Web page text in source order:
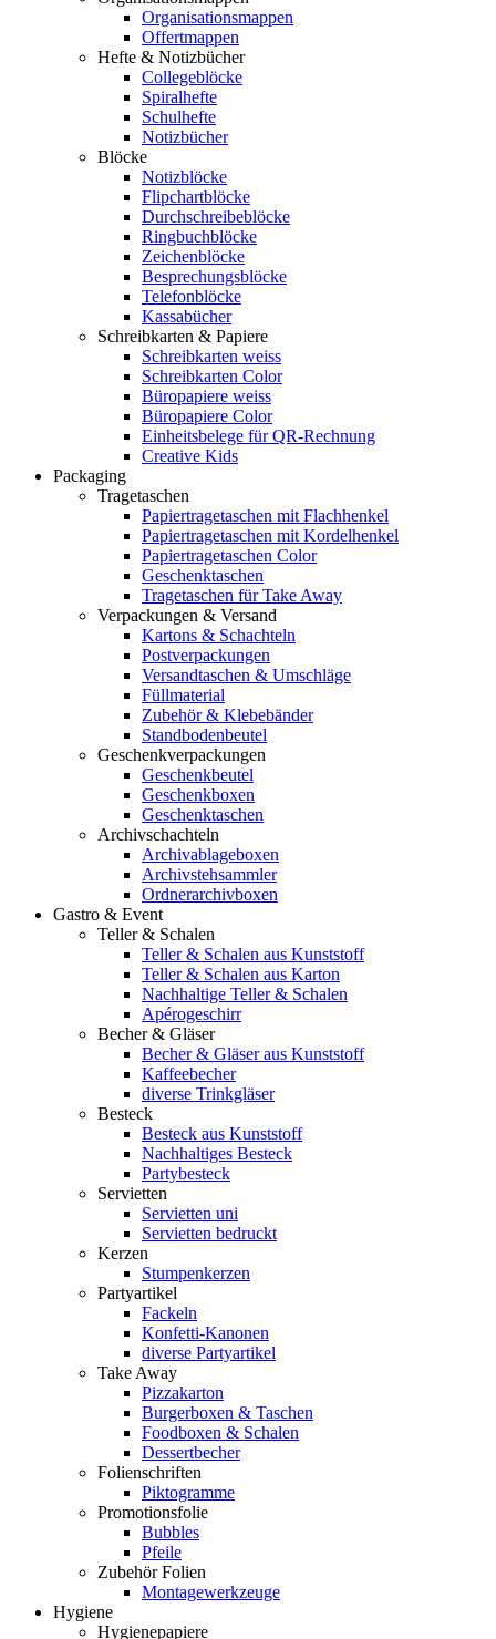
Organisationsmappen
Offertmappen
Hefte & Notizbücher
Collegeblöcke
Spiralhefte
Schulhefte
Notizbücher
Blöcke
Notizblöcke
Flipchartblöcke
Durchschreibeblöcke
Ringbuchblöcke
Zeichenblöcke
Besprechungsblöcke
Telefonblöcke
Kassabücher
Schreibkarten & Papiere
Schreibkarten weiss
Schreibkarten Color
Büropapiere weiss
Büropapiere Color
Einheitsbelege für QR-Rechnung
Creative Kids
Packaging
Tragetaschen
Papiertragetaschen mit Flachhenkel
Papiertragetaschen mit Kordelhenkel
Papiertragetaschen Color
Geschenktaschen
Tragetaschen für Take Away
Verpackungen & Versand
Kartons & Schachteln
Postverpackungen
Versandtaschen & Umschläge
Füllmaterial
Zubehör & Klebebänder
Standbodenbeutel
Geschenkverpackungen
Geschenkbeutel
Geschenkboxen
Geschenktaschen
Archivschachteln
Archivablageboxen
Archivstehsammler
Ordnerarchivboxen
Gastro & Event
Teller & Schalen
Teller & Schalen aus Kunststoff
Teller & Schalen aus Karton
Nachhaltige Teller & Schalen
Apérogeschirr
Becher & Gläser
Becher & Gläser aus Kunststoff
Kaffeebecher
diverse Trinkgläser
Besteck
Besteck aus Kunststoff
Nachhaltiges Besteck
Partybesteck
Servietten
Servietten uni
Servietten bedruckt
Kerzen
Stumpenkerzen
Partyartikel
Fackeln
Konfetti-Kanonen
diverse Partyartikel
Take Away
Pizzakarton
Burgerboxen & Taschen
Foodboxen & Schalen
Dessertbecher
Folienschriften
Piktogramme
Promotionsfolie
Bubbles
Pfeile
Zubehör Folien
Montagewerkzeuge
Hygiene
Hygienepapiere